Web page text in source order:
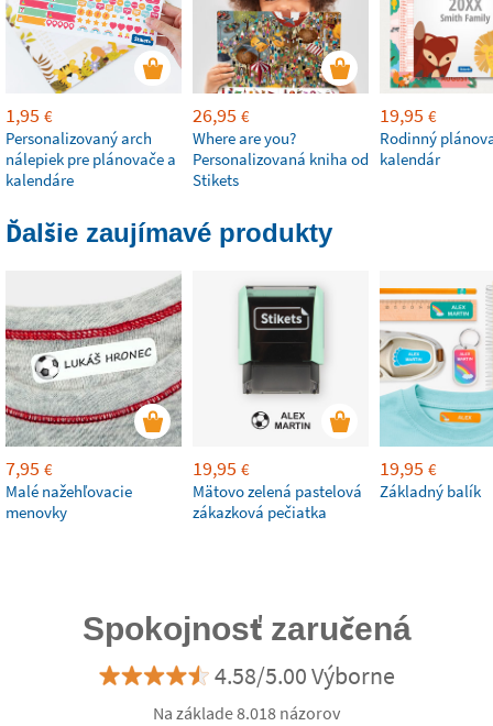
1,95 €
Personalizovaný arch
nálepiek pre plánovače a
kalendáre
26,95 €
Where are you?
Personalizovaná kniha od
Stikets
19,95 €
Rodinný
kalendár
Ďalšie zaujímavé produkty
7,95 €
Malé nažehľovacie
menovky
19,95 €
Mätovo zelená pastelová
zákazková pečiatka
19,95 €
Základný balík
Spokojnosť zaručená
4.58/5.00 Výborne
Na základe 8.018 názorov